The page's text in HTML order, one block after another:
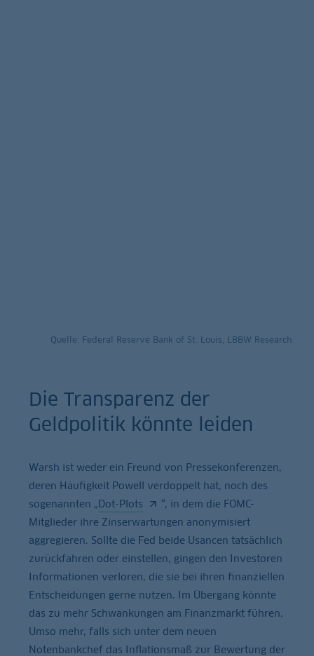
Quelle: Federal Reserve Bank of St. Louis, LBBW Research
Die Transparenz der
Geldpolitik könnte leiden
Warsh ist weder ein Freund von Pressekonferenzen,
deren Häufigkeit Powell verdoppelt hat, noch des
sogenannten „Dot-Plots
“, in dem die FOMC-
Mitglieder ihre Zinserwartungen anonymisiert
aggregieren. Sollte die Fed beide Usancen tatsächlich
zurückfahren oder einstellen, gingen den Investoren
Informationen verloren, die sie bei ihren finanziellen
Entscheidungen gerne nutzen. Im Übergang könnte
das zu mehr Schwankungen am Finanzmarkt führen.
Umso mehr, falls sich unter dem neuen
Notenbankchef das Inflationsmaß zur Bewertung der